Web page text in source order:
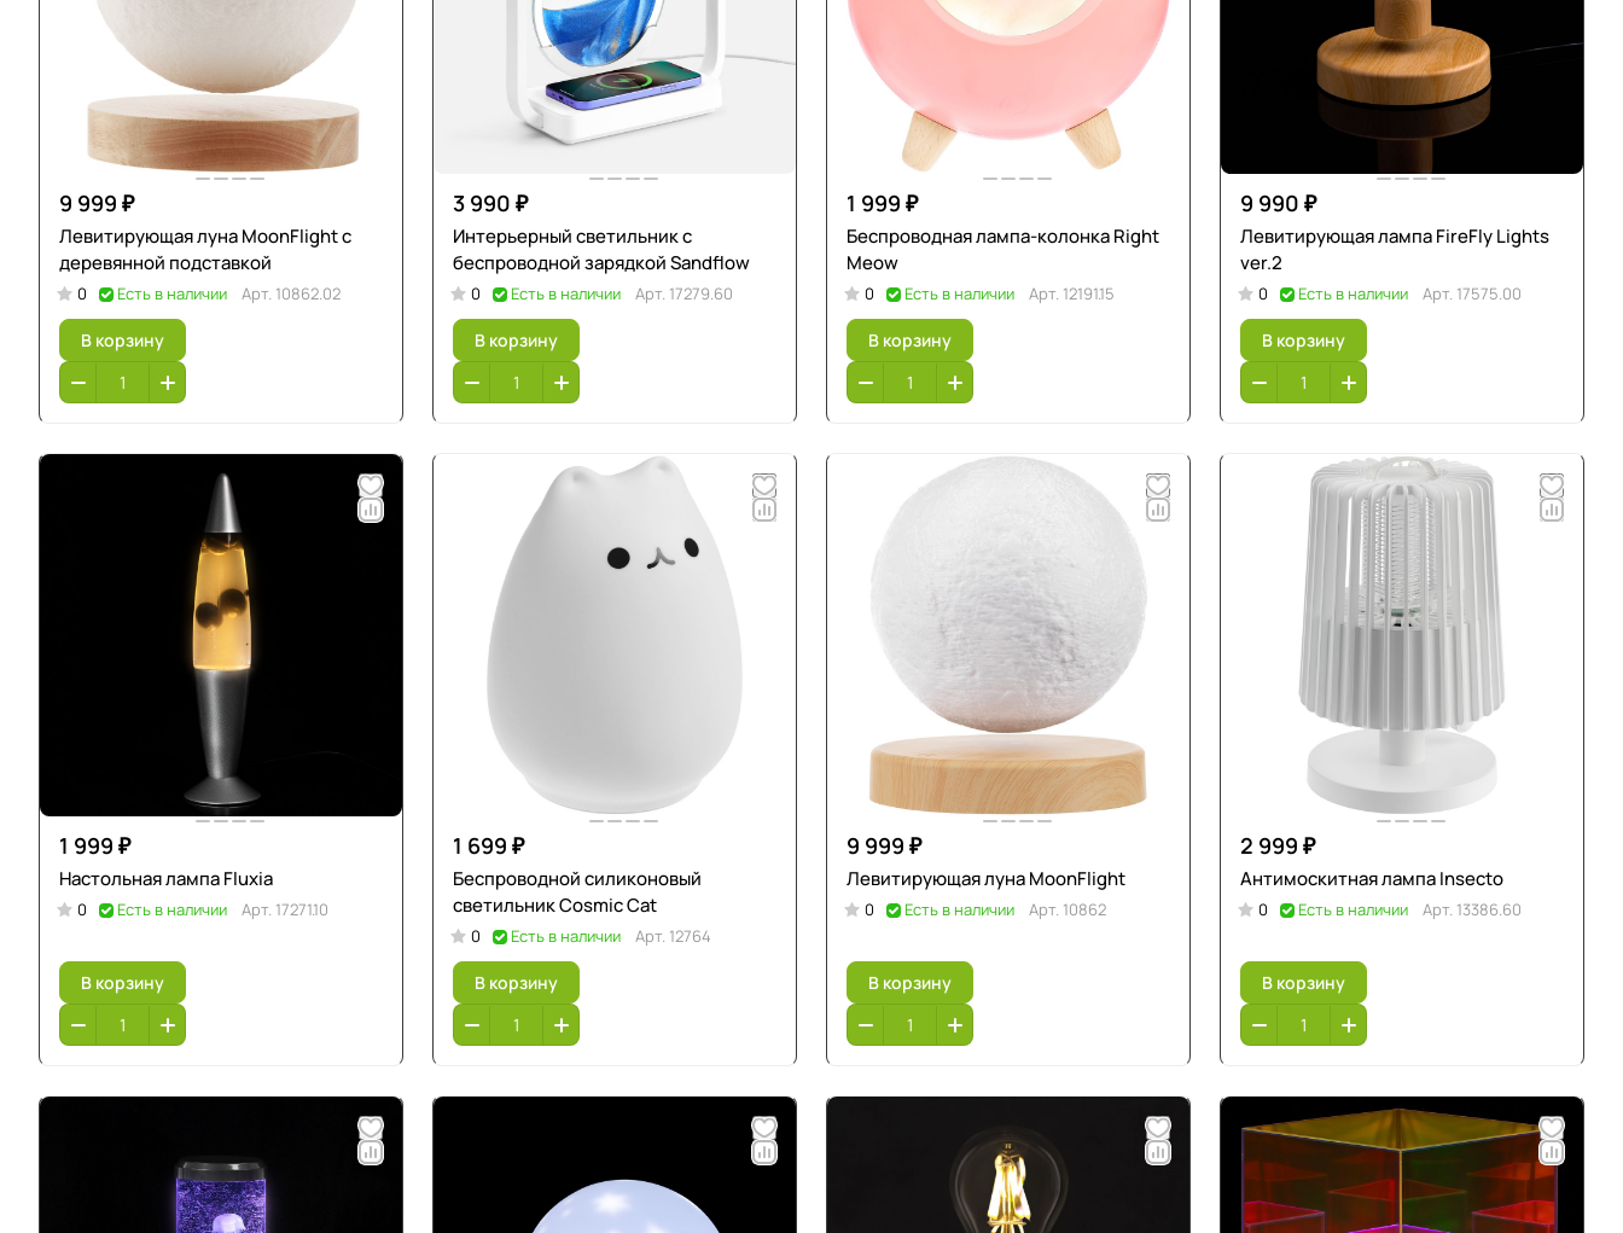
9 999 ₽
Левитирующая луна MoonFlight с
деревянной подставкой
0 Есть в наличии Арт. 10862.02
В корзину
3 990 ₽
Интерьерный светильник с
беспроводной зарядкой Sandflow
0 Есть в наличии Арт. 17279.60
В корзину
1 999 ₽
Беспроводная лампа-колонка Right
Meow
0 Есть в наличии Арт. 12191.15
В корзину
9 990 ₽
Левитирующая лампа FireFly Lights
ver.2
0 Есть в наличии Арт. 17575.00
В корзину
1 999 ₽
Настольная лампа Fluxia
0 Есть в наличии Арт. 17271.10
В корзину
1 699 ₽
Беспроводной силиконовый
светильник Cosmic Cat
0 Есть в наличии Арт. 12764
В корзину
9 999 ₽
Левитирующая луна MoonFlight
0 Есть в наличии Арт. 10862
В корзину
2 999 ₽
Антимоскитная лампа Insecto
0 Есть в наличии Арт. 13386.60
В корзину